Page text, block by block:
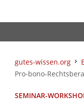
gutes-wissen.org
Pro-bono-
SEMINAR-